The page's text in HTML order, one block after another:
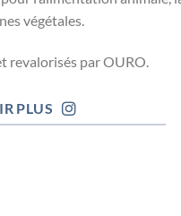
végétales.
revalorisés par OURO.
PLUS